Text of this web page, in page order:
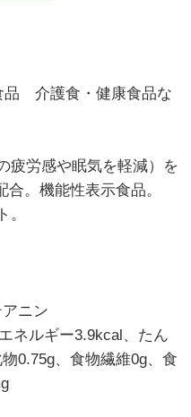
品 介護食・健康食品な
疲労感や眠気を軽減）を
。機能性表示食品。
。
ニン
ネルギー3.9kcal、たん
0.75g、食物繊維0g、食